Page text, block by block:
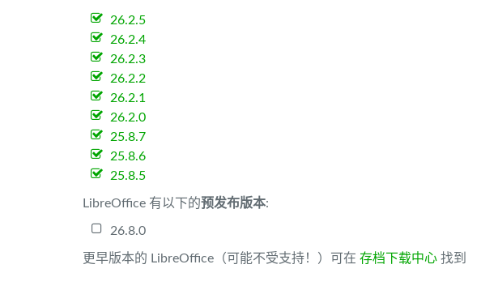
26.2.5
26.2.4
26.2.3
26.2.2
26.2.1
26.2.0
25.8.7
25.8.6
25.8.5
LibreOffice 有以下的预发布版本:
26.8.0
更早版本的 LibreOffice（可能不受支持！）可在 存档下载中心 找到